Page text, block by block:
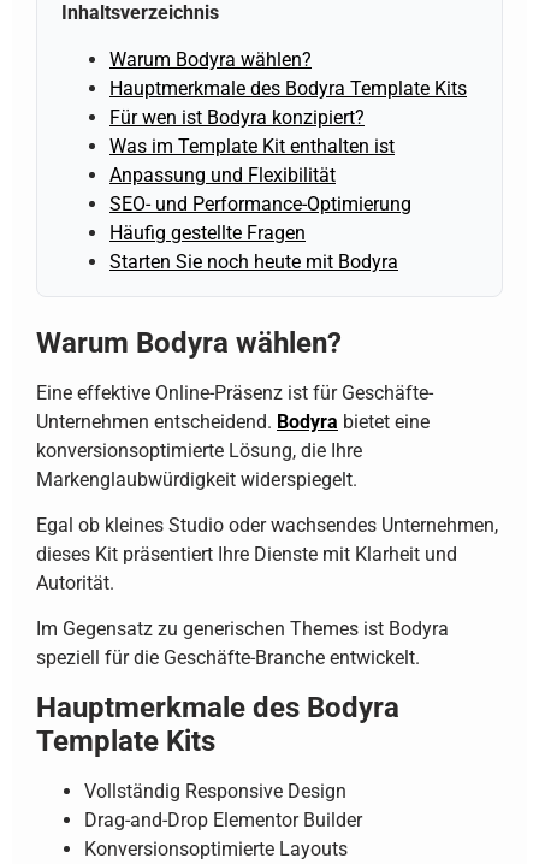
Inhaltsverzeichnis
Warum Bodyra wählen?
Hauptmerkmale des Bodyra Template Kits
Für wen ist Bodyra konzipiert?
Was im Template Kit enthalten ist
Anpassung und Flexibilität
SEO- und Performance-Optimierung
Häufig gestellte Fragen
Starten Sie noch heute mit Bodyra
Warum Bodyra wählen?
Eine effektive Online-Präsenz ist für Geschäfte-
Unternehmen entscheidend. Bodyra bietet eine
konversionsoptimierte Lösung, die Ihre
Markenglaubwürdigkeit widerspiegelt.
Egal ob kleines Studio oder wachsendes Unternehmen,
dieses Kit präsentiert Ihre Dienste mit Klarheit und
Autorität.
Im Gegensatz zu generischen Themes ist Bodyra
speziell für die Geschäfte-Branche entwickelt.
Hauptmerkmale des Bodyra
Template Kits
Vollständig Responsive Design
Drag-and-Drop Elementor Builder
Konversionsoptimierte Layouts